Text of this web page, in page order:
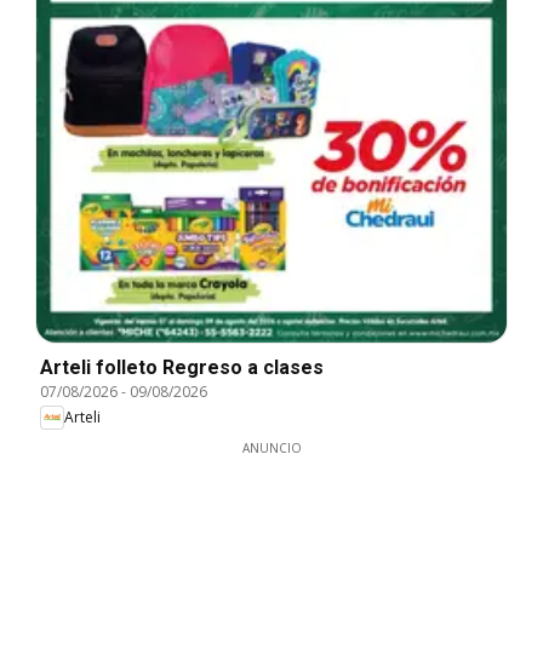
Arteli folleto Regreso a clases
07/08/2026- 09/08/2026
Arteli
ANUNCIO